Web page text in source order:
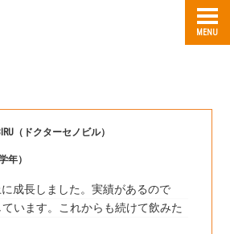
MENU
（ドクターセノビル）
年）
成長しました。実績があるので
ています。これからも続けて飲みた